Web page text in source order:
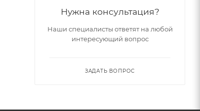
Нужна консультация?
Наши специалисты ответят на любой
интересующий вопрос
ЗАДАТЬ ВОПРОС